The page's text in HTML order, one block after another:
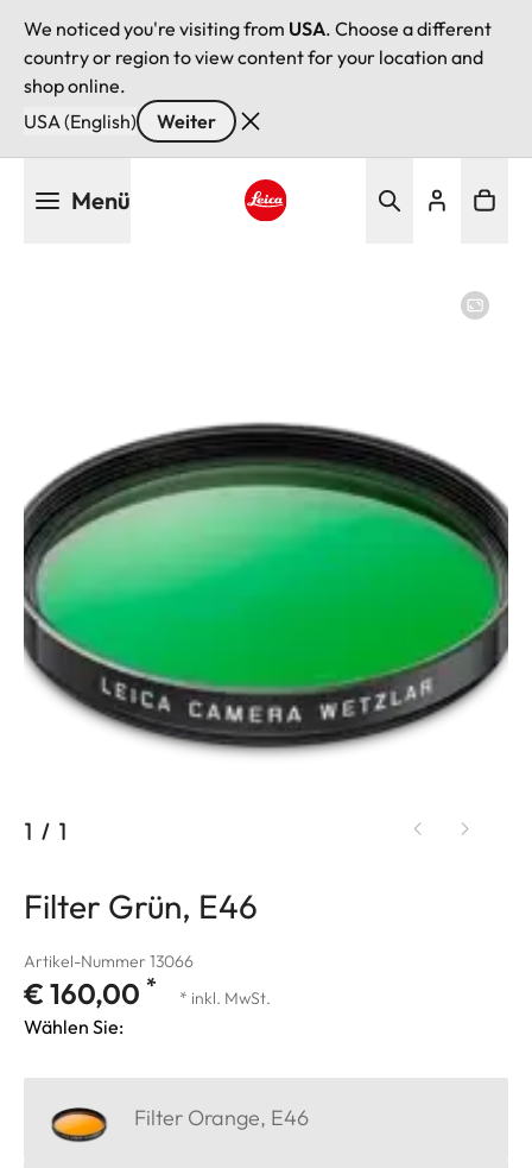
We noticed you're visiting from USA. Choose a different
country or region to view content for your location and
shop online.
USA (English)
Weiter
Menü
1 / 1
Filter Grün, E46
Artikel-Nummer 13066
€ 160,00 * * inkl. MwSt.
Wählen Sie:
Filter Orange, E46